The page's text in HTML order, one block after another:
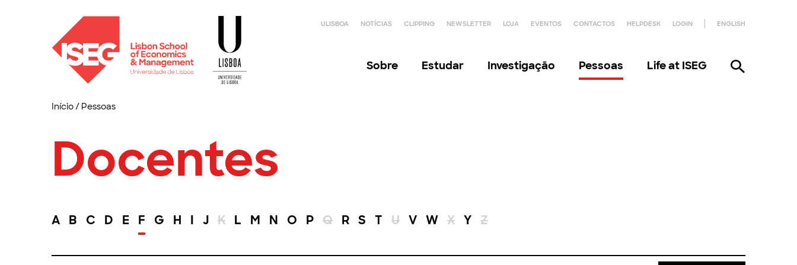
ULISBOA NOTÍCIAS CLIPPING NEWSLETTER LOJA EVENTOS CONTACTOS HELPDESK LOGIN ENGLISH
Sobre Estudar Investigação Pessoas Life at ISEG
Início/ Pessoas
Docentes
A B C D E F G H I J K L M N O P Q R S T U V W X Y Z